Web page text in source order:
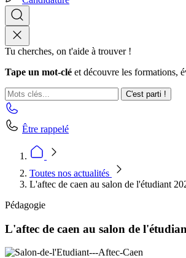
Tu cherches, on t'aide à trouver !
Tape un mot-clé et découvre les formations,
C'est parti !
Être rappelé
Toutes nos actualités
L'aftec de caen au salon de l'étudiant
Pédagogie
L'aftec de caen au salon de